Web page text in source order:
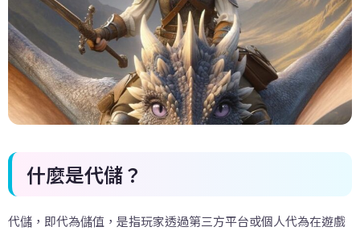
什麼是代儲？
代儲，即代為儲值，是指玩家透過第三方平台或個人代為在遊戲